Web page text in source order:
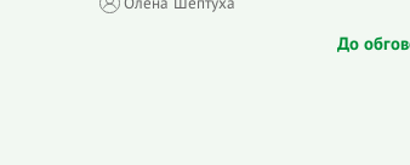
До